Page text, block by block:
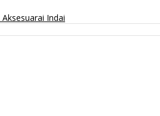
Aksesuarai Indai